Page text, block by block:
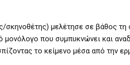
μελέτησε σε βάθος
μονόλογο που συμπυκνώνει και
το κείμενο μέσα από την